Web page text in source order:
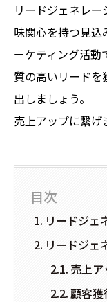
リードジェネレ
味関心を持つ見
ーケティング活動
質の高いリードを
出しましょう。
売上アップに繋げ
目次
リードジェ
リードジェ
売上ア
顧客獲